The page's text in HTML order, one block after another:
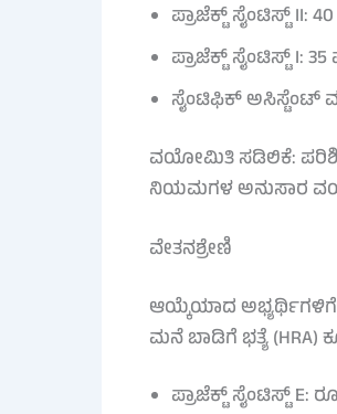
ಪ್ರಾಜೆಕ್ಟ್ ಸೈಂಟಿಸ್ಟ್ II:
ಪ್ರಾಜೆಕ್ಟ್ ಸೈಂಟಿಸ್ಟ್ I:
ಸೈಂಟಿಫಿಕ್ ಅಸಿಸ್ಟೆಂಟ್
ವಯೋಮಿತಿ ಸಡಿಲಿಕೆ: ಪರಿಶಿಷ್ಟ
ನಿಯಮಗಳ ಅನುಸಾರ
ವೇತನಶ್ರೇಣಿ
ಆಯ್ಕೆಯಾದ ಅಭ್ಯರ್ಥಿಗಳಿಗೆ
ಮನೆ ಬಾಡಿಗೆ ಭತ್ಯೆ (HRA)
ಪ್ರಾಜೆಕ್ಟ್ ಸೈಂಟಿಸ್ಟ್ E: